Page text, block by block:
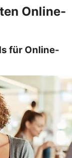
Online-
für Online-